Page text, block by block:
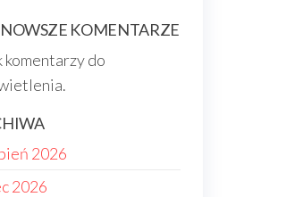
KOMENTARZE
komentarzy do
2026
2026